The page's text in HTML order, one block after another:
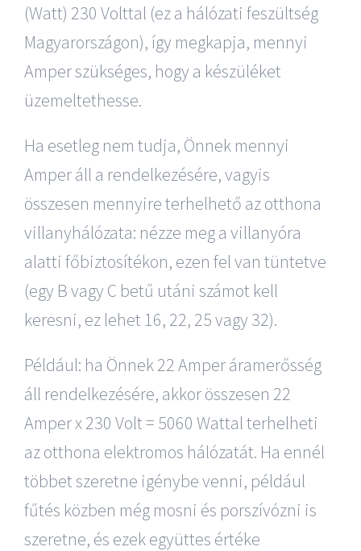
(Watt) 230 Volttal (ez a hálózati feszültség
Magyarországon), így megkapja, mennyi
Amper szükséges, hogy a készüléket
üzemeltethesse.
Ha esetleg nem tudja, Önnek mennyi
Amper áll a rendelkezésére, vagyis
összesen mennyire terhelhető az otthona
villanyhálózata: nézze meg a villanyóra
alatti főbiztosítékon, ezen fel van tüntetve
(egy B vagy C betű utáni számot kell
keresni, ez lehet 16, 22, 25 vagy 32).
Például: ha Önnek 22 Amper áramerősség
áll rendelkezésére, akkor összesen 22
Amper x 230 Volt = 5060 Wattal terhelheti
az otthona elektromos hálózatát. Ha ennél
többet szeretne igénybe venni, például
fűtés közben még mosni és porszívózni is
szeretne, és ezek együttes értéke